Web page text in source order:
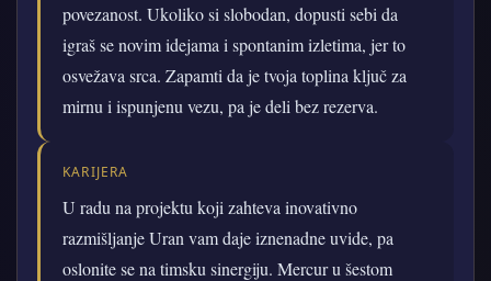
povezanost. Ukoliko si slobodan, dopusti sebi da
igraš se novim idejama i spontanim izletima, jer to
osvežava srca. Zapamti da je tvoja toplina ključ za
mirnu i ispunjenu vezu, pa je deli bez rezerva.
KARIJERA
U radu na projektu koji zahteva inovativno
razmišljanje Uran vam daje iznenadne uvide, pa
oslonite se na timsku sinergiju. Mercur u šestom